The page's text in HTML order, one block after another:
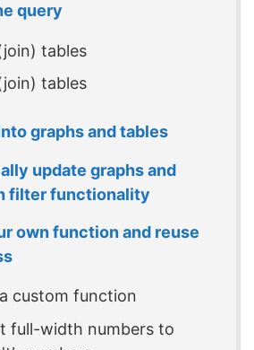
query
tables
tables
graphs and tables
update graphs and
filter functionality
own function and reuse
custom function
full-width numbers to